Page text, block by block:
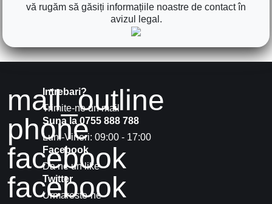
vă rugăm să găsiți informațiile noastre de contact în
avizul legal.
mail_outline
Intrebari?
Trimite-ne un mail
phone
Suna la 0755 888 788
Luni-Vineri: 09:00 - 17:00
facebook
Facebook
Da ne un like
facebook
Twitter
Urmareste-ne